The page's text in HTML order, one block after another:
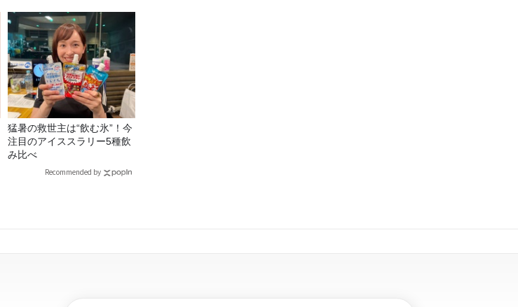
種食べ比べ】
猛暑の救世主は“飲む氷”！今
注目のアイススラリー5種飲
み比べ
Recommended by